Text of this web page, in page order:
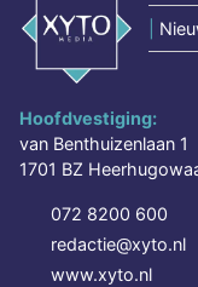
Hoofdvestiging:
van Benthuizenlaan 1
1701 BZ
072 8200 600
redactie@xyto.nl
www.xyto.nl